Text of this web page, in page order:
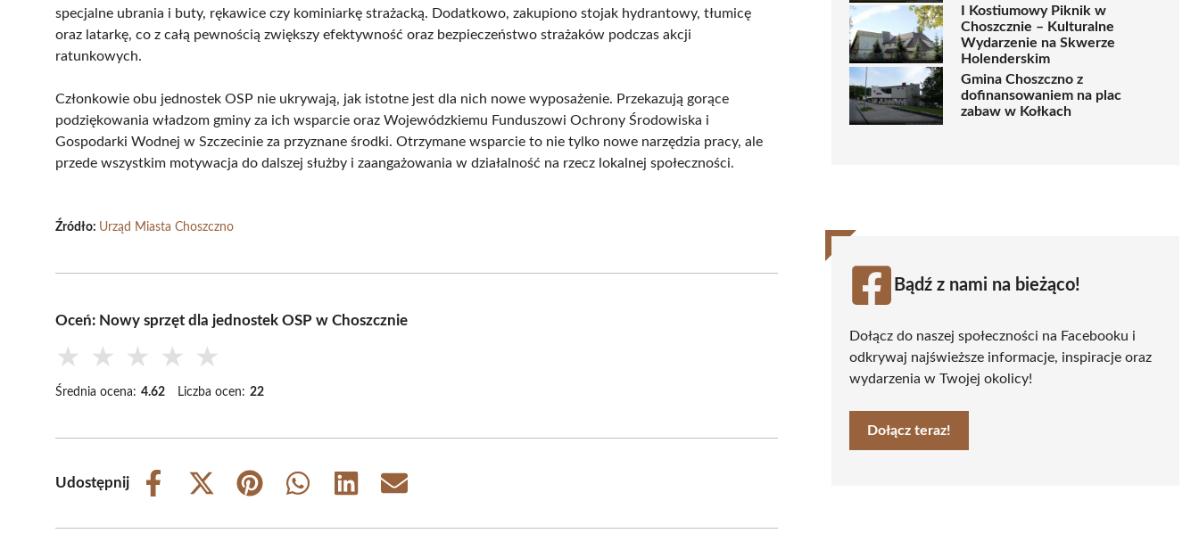
specjalne ubrania i buty, rękawice czy kominiarkę strażacką. Dodatkowo, zakupiono stojak hydrantowy, tłumicę
oraz latarkę, co z całą pewnością zwiększy efektywność oraz bezpieczeństwo strażaków podczas akcji
ratunkowych.
Członkowie obu jednostek OSP nie ukrywają, jak istotne jest dla nich nowe wyposażenie. Przekazują gorące
podziękowania władzom gminy za ich wsparcie oraz Wojewódzkiemu Funduszowi Ochrony Środowiska i
Gospodarki Wodnej w Szczecinie za przyznane środki. Otrzymane wsparcie to nie tylko nowe narzędzia pracy, ale
przede wszystkim motywacja do dalszej służby i zaangażowania w działalność na rzecz lokalnej społeczności.
Źródło: Urząd Miasta Choszczno
Oceń: Nowy sprzęt dla jednostek OSP w Choszcznie
★ ★ ★ ★ ★
Średnia ocena: 4.62 Liczba ocen: 22
Udostępnij
Share
Share
(Twitter)
Share
Share
Share
Share
I Kostiumowy Piknik w
Choszcznie – Kulturalne
Wydarzenie na Skwerze
Holenderskim
Gmina Choszczno z
dofinansowaniem na plac
zabaw w Kołkach
Bądź z nami na bieżąco!
Dołącz do naszej społeczności na Facebooku i
odkrywaj najświeższe informacje, inspiracje oraz
wydarzenia w Twojej okolicy!
Dołącz teraz!